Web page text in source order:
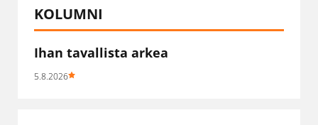
KOLUMNI
Ihan tavallista arkea
5.8.2026